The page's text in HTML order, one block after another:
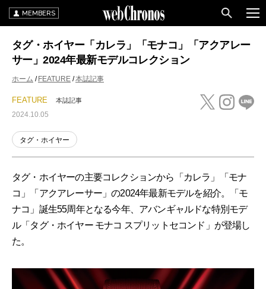
MEMBERS
タグ・ホイヤー「カレラ」「モナコ」「アクアレー
サー」2024年最新モデルコレクション
ホーム FEATURE 本誌記事
FEATURE 本誌記事
2024.10.05
タグ・ホイヤー
タグ・ホイヤーの主要コレクションから「カレラ」「モナ
コ」「アクアレーサー」の2024年最新モデルを紹介。「モ
ナコ」誕生55周年となる今年、アバンギャルドな特別モデ
ル「タグ・ホイヤー モナコ スプリットセコンド」が登場し
た。